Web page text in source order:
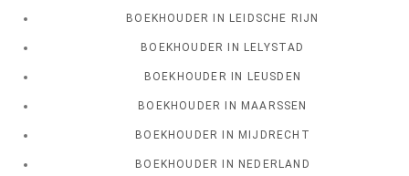
BOEKHOUDER IN LEIDSCHE RIJN
BOEKHOUDER IN LELYSTAD
BOEKHOUDER IN LEUSDEN
BOEKHOUDER IN MAARSSEN
BOEKHOUDER IN MIJDRECHT
BOEKHOUDER IN NEDERLAND